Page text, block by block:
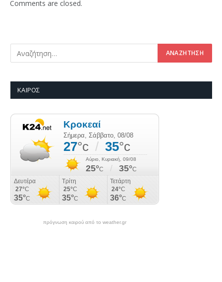
Comments are closed.
ΚΑΙΡΌΣ
πρόγνωση καιρού από το weather.gr